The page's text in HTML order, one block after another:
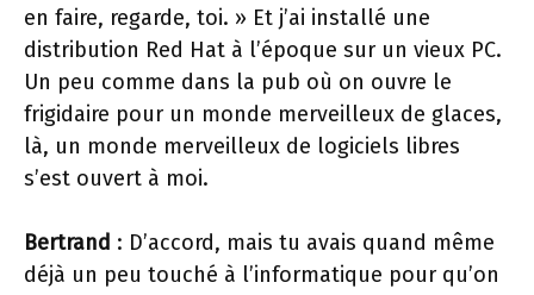
en faire, regarde, toi. » Et j’ai installé une
distribution Red Hat à l’époque sur un vieux PC.
Un peu comme dans la pub où on ouvre le
frigidaire pour un monde merveilleux de glaces,
là, un monde merveilleux de logiciels libres
s’est ouvert à moi.
Bertrand : D’accord, mais tu avais quand même
déjà un peu touché à l’informatique pour qu’on